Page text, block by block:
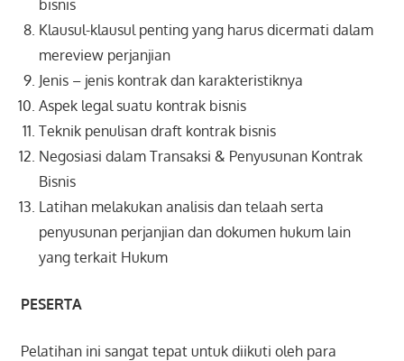
bisnis
Klausul-klausul penting yang harus dicermati dalam
mereview perjanjian
Jenis – jenis kontrak dan karakteristiknya
Aspek legal suatu kontrak bisnis
Teknik penulisan draft kontrak bisnis
Negosiasi dalam Transaksi & Penyusunan Kontrak
Bisnis
Latihan melakukan analisis dan telaah serta
penyusunan perjanjian dan dokumen hukum lain
yang terkait Hukum
PESERTA
Pelatihan ini sangat tepat untuk diikuti oleh para